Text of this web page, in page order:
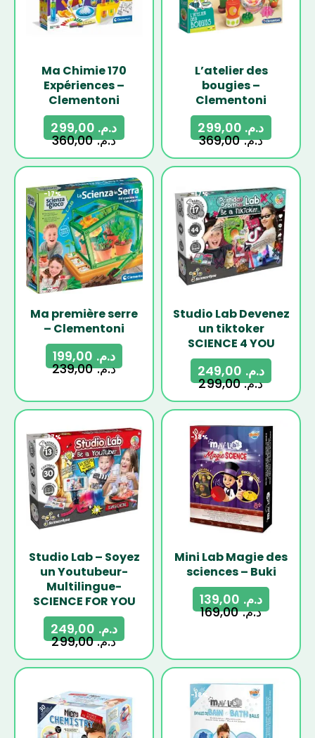
Ma Chimie 170
Expériences –
Clementoni
د.م.360,00
د.م.
L’atelier des
bougies –
Clementoni
د.م.369,00
د.م.
-17%
Ma première serre
– Clementoni
د.م.239,00
د.م.
-17%
Studio Lab Devenez
un tiktoker
SCIENCE 4 YOU
د.م.299,00
د.م.
-17%
Studio Lab – Soyez
un Youtubeur-
Multilingue-
SCIENCE FOR YOU
د.م.299,00
د.م.
-18%
Mini Lab Magie des
sciences – Buki
د.م.169,00
د.م.
-19% -18%